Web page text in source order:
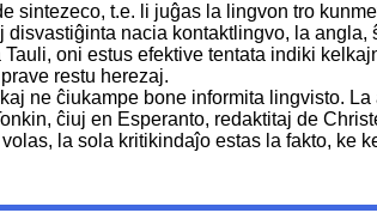
sintezeco, t.e. li juĝas la lingvon tro
nacia kontaktlingvo, la
oni estus efektive tentata indiki
restu herezaj.
ne ĉiukampe bone informita lingvisto.
ĉiuj en Esperanto, redaktitaj de
la sola kritikindaĵo estas la fakto, ke